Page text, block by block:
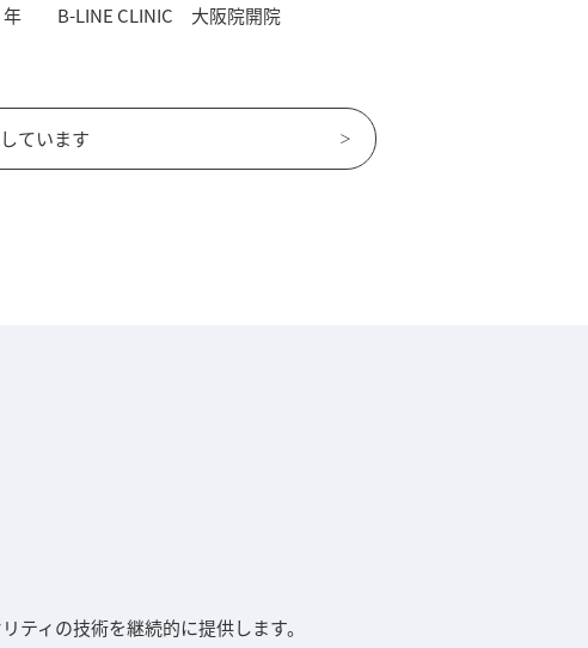
年
B-LINE CLINIC 大阪院開院
ています
ィの技術を継続的に提供します。